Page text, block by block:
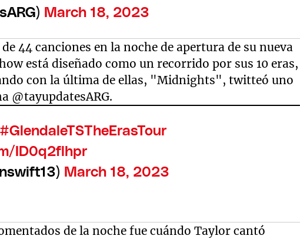
March 18, 2023
44 canciones en la noche de apertura de su nueva
está diseñado como un recorrido por sus 10 eras,
con la última de ellas, "Midnights", twitteó uno
@tayupdatesARG.
#GlendaleTSTheErasTour
ID0q2flhpr
March 18, 2023
de la noche fue cuándo Taylor cantó